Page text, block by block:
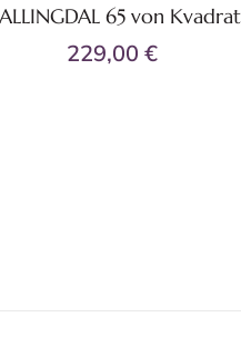
65 von Kvadrat
229,00 €